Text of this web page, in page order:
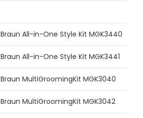
Braun All-in-One Style Kit MGK3440
Braun All-in-One Style Kit MGK3441
Braun MultiGroomingKit MGK3040
Braun MultiGroomingKit MGK3042